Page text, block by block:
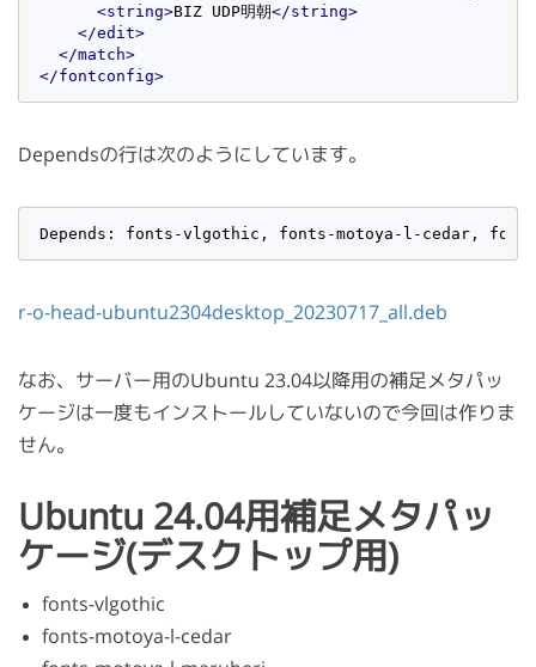
<string>BIZ UDP明朝</string>
</edit>
</match>
</fontconfig>
Dependsの行は次のようにしています。
Depends: fonts-vlgothic, fonts-motoya -l -cedar,
r-o-head-ubuntu2304desktop_20230717_all.deb
なお、サーバー用のUbuntu 23.04以降用の補足メタパッ
ケージは一度もインストールしていないので今回は作りま
せん。
Ubuntu 24.04用補足メタパッ
ケージ(デスクトップ用)
fonts-vlgothic
fonts-motoya-l-cedar